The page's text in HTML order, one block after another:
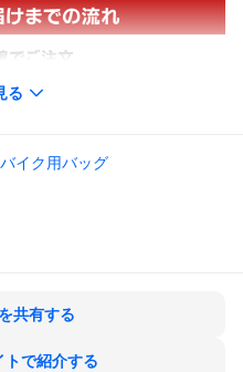
る
バイク用バッグ
共有する
トで紹介する